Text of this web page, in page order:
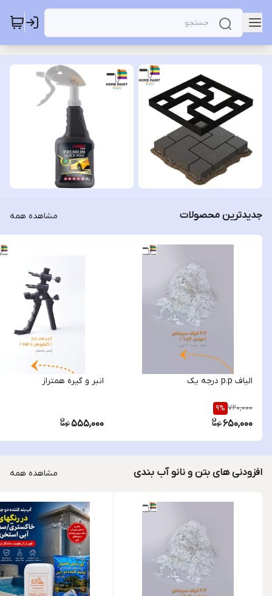
جدیدترین محصولات مشاهده همه
الیاف p.p درجه یک
720,000
9%
650,000
انبر و گیره همتراز
555,000
افزودنی های بتن و نانو آب بندی مشاهده همه